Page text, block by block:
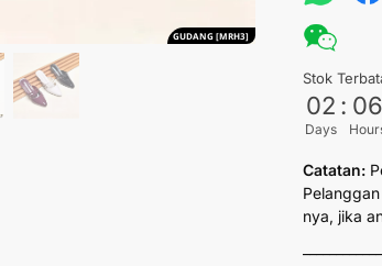
GUDANG [MRH3]
Stok
02
Days
: 06
Catatan:
nya, jika